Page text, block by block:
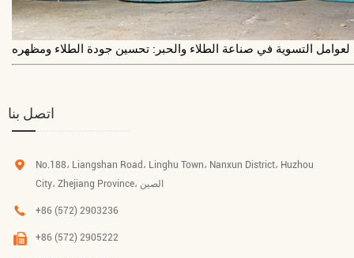
لعوامل التسوية في صناعة الطلاء والحبر: تحسين جودة الطلاء ومظهره
اتصل بنا
No.188، Liangshan Road، Linghu Town، Nanxun District، Huzhou
City، Zhejiang Province، الصين
+86 (572) 2903236
+86 (572) 2905222